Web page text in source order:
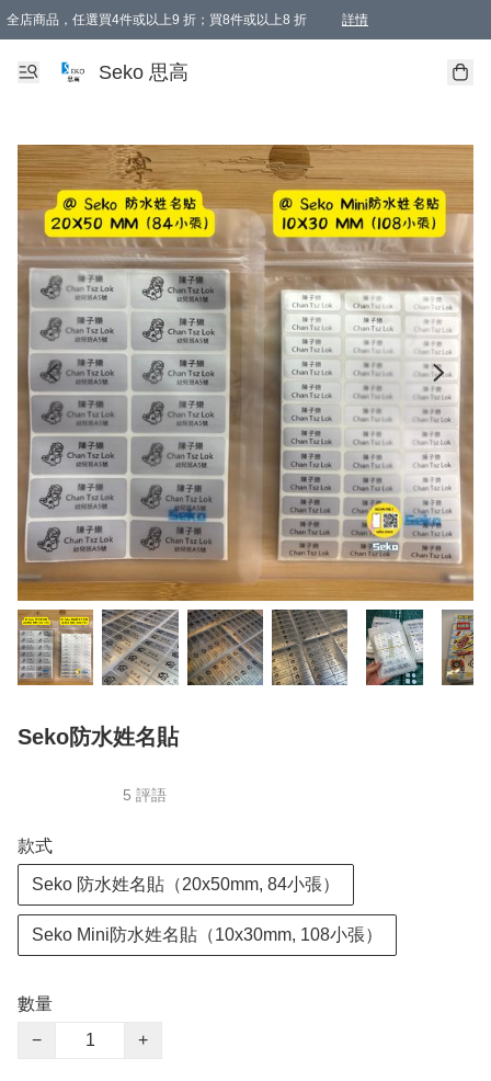
全店商品，任選買4件或以上9 折；買8件或以上8 折 詳情
新會員首次購物即享全單 95 折優惠！
購物滿198, 全單免運
Seko 思高
Seko防水姓名貼
5 評語
款式
Seko 防水姓名貼（20x50mm, 84小張）
Seko Mini防水姓名貼（10x30mm, 108小張）
數量
−
+